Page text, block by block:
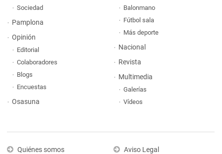
Sociedad
Pamplona
Opinión
Editorial
Colaboradores
Blogs
Encuestas
Osasuna
Balonmano
Fútbol sala
Más deporte
Nacional
Revista
Multimedia
Galerías
Vídeos
Quiénes somos Aviso Legal